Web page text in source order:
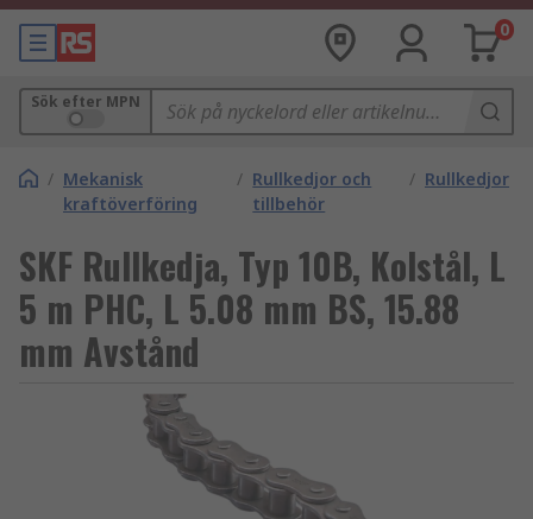
0
Sök efter MPN
/ Mekanisk
kraftöverföring
/ Rullkedjor och
tillbehör
/ Rullkedjor
SKF Rullkedja, Typ 10B, Kolstål, L
5 m PHC, L 5.08 mm BS, 15.88
mm Avstånd